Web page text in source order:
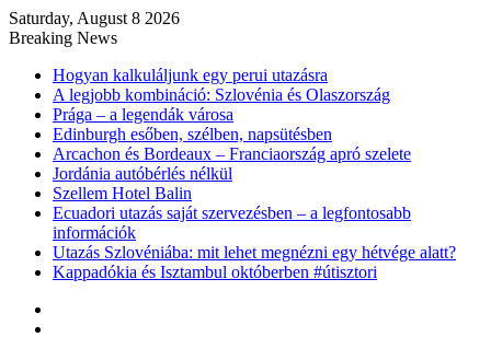
Saturday, August 8 2026
Breaking News
Hogyan kalkuláljunk egy perui utazásra
A legjobb kombináció: Szlovénia és Olaszország
Prága – a legendák városa
Edinburgh esőben, szélben, napsütésben
Arcachon és Bordeaux – Franciaország apró szelete
Jordánia autóbérlés nélkül
Szellem Hotel Balin
Ecuadori utazás saját szervezésben – a legfontosabb
információk
Utazás Szlovéniába: mit lehet megnézni egy hétvége alatt?
Kappadókia és Isztambul októberben #útisztori